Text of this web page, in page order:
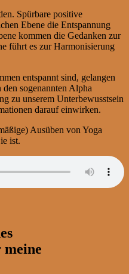
Spürbare positive
Ebene die Entspannung
kommen die Gedanken zur
führt es zur Harmonisierung
entspannt sind, gelangen
sogenannten Alpha
zu unserem Unterbewusstsein
darauf einwirken.
Ausüben von Yoga
ist.